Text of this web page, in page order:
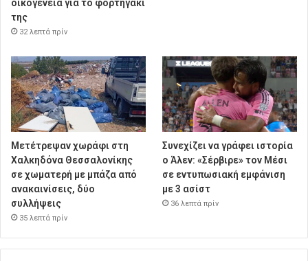
οικογένεια για το φορτηγάκι
της
32 λεπτά πρίν
Μετέτρεψαν χωράφι στη
Χαλκηδόνα Θεσσαλονίκης
σε χωματερή με μπάζα από
ανακαινίσεις, δύο
συλλήψεις
35 λεπτά πρίν
Συνεχίζει να γράφει ιστορία
ο Άλεν: «Σέρβιρε» τον Μέσι
σε εντυπωσιακή εμφάνιση
με 3 ασίστ
36 λεπτά πρίν